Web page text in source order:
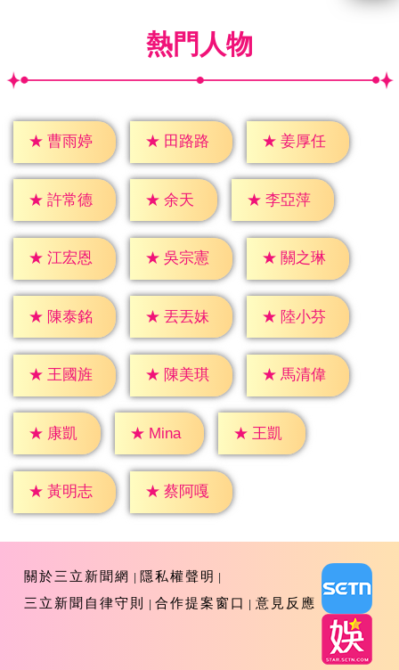
熱門人物
★ 曹雨婷 ★ 田路路 ★ 姜厚任
★ 許常德 ★ 余天 ★ 李亞萍
★ 江宏恩 ★ 吳宗憲 ★ 關之琳
★ 陳泰銘 ★ 丟丟妹 ★ 陸小芬
★ 王國旌 ★ 陳美琪 ★ 馬清偉
★ 康凱 ★ Mina ★ 王凱
★ 黃明志 ★ 蔡阿嘎
關於三立新聞網
隱私權聲明
三立新聞自律守則
合作提案窗口 意見反應